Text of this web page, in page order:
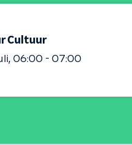
Cultuur
06:00 - 07:00